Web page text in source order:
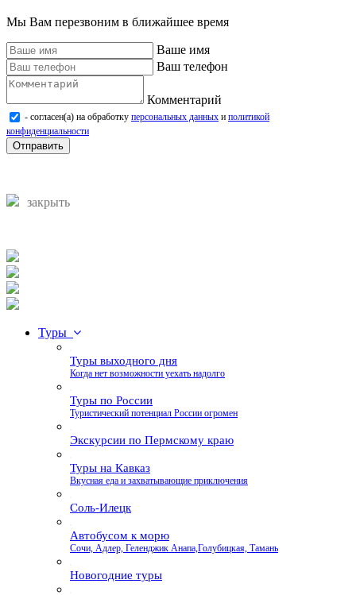
Мы Вам перезвоним в ближайшее время
Ваше имя
Ваш телефон
Комментарий
- согласен(а) на обработку персональных данных и политикой
конфиденциальности
Отправить
закрыть
Туры
Туры выходного дня
Когда нет возможности уехать надолго
Туры по России
Туристический потенциал России огромен
Экскурсии по Пермскому краю
Туры на Кавказ
Вкусная еда и захватывающие приключения
Соль-Илецк
Автобусом к морю
Сочи, Адлер, Геленджик Анапа,Голубицкая, Тамань
Новогодние туры